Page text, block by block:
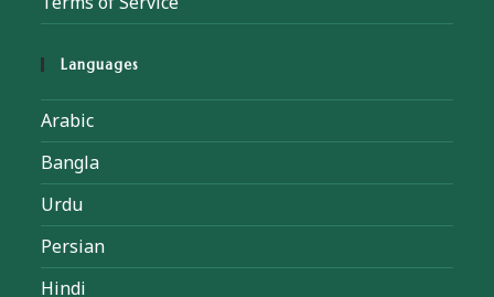
Languages
Arabic
Bangla
Urdu
Persian
Hindi